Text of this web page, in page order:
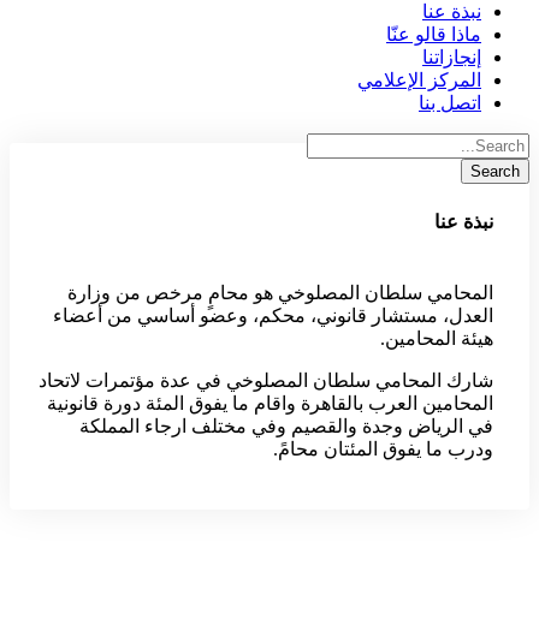
نبذة عنا
ماذا قالو عنّا
إنجازاتنا
المركز الإعلامي
اتصل بنا
نبذة عنا
المحامي سلطان المصلوخي هو محامٍ مرخص من وزارة
العدل، مستشار قانوني، محكم، وعضو أساسي من أعضاء
هيئة المحامين.
شارك المحامي سلطان المصلوخي في عدة مؤتمرات لاتحاد
المحامين العرب بالقاهرة واقام ما يفوق المئة دورة قانونية
في الرياض وجدة والقصيم وفي مختلف ارجاء المملكة
ودرب ما يفوق المئتان محامً.